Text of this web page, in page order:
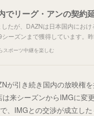
でリーグ・アンの契約延
たが、DAZNは日本国内におけ
ーズンまで獲得しています。
スポーツ中継を楽しむ
が引き続き国内の放映権
来シーズンからIMGに変
、IMGとの交渉が成立した